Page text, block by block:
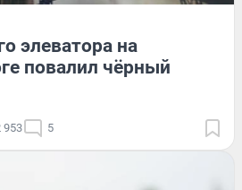
элеватора на
повалил чёрный
953 5